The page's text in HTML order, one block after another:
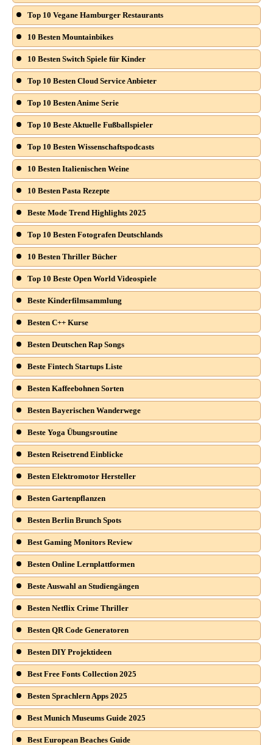
Top 10 Vegane Hamburger Restaurants
10 Besten Mountainbikes
10 Besten Switch Spiele für Kinder
Top 10 Besten Cloud Service Anbieter
Top 10 Besten Anime Serie
Top 10 Beste Aktuelle Fußballspieler
Top 10 Besten Wissenschaftspodcasts
10 Besten Italienischen Weine
10 Besten Pasta Rezepte
Beste Mode Trend Highlights 2025
Top 10 Besten Fotografen Deutschlands
10 Besten Thriller Bücher
Top 10 Beste Open World Videospiele
Beste Kinderfilmsammlung
Besten C++ Kurse
Besten Deutschen Rap Songs
Beste Fintech Startups Liste
Besten Kaffeebohnen Sorten
Besten Bayerischen Wanderwege
Beste Yoga Übungsroutine
Besten Reisetrend Einblicke
Besten Elektromotor Hersteller
Besten Gartenpflanzen
Besten Berlin Brunch Spots
Best Gaming Monitors Review
Besten Online Lernplattformen
Beste Auswahl an Studiengängen
Besten Netflix Crime Thriller
Besten QR Code Generatoren
Besten DIY Projektideen
Best Free Fonts Collection 2025
Besten Sprachlern Apps 2025
Best Munich Museums Guide 2025
Best European Beaches Guide